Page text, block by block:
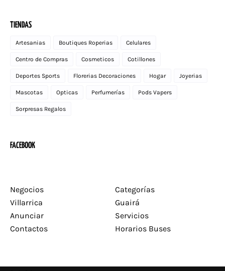
TIENDAS
Artesanias Boutiques Roperias Celulares
Centro de Compras Cosmeticos Cotillones
Deportes Sports Florerias Decoraciones Hogar Joyerias
Mascotas Opticas Perfumerías Pods Vapers
Sorpresas Regalos
FACEBOOK
Negocios
Categorías
Villarrica
Guairá
Anunciar
Servicios
Contactos
Horarios Buses